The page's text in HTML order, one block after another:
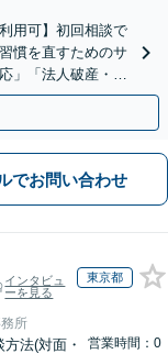
用可】初回相談で
慣を直すためのサ
」「法人破産・企
でお問い合わせ
インタビュ
ーを見る
東京都
所
方法(対面・
営業時間：0